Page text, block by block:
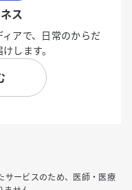
ス
アで、日常のからだ
します。
サービスのため、医師・医療